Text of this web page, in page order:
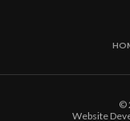
©
Website